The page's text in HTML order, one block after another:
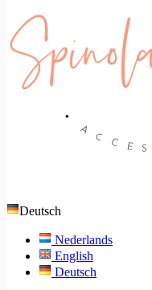
Deutsch
Nederlands
English
Deutsch